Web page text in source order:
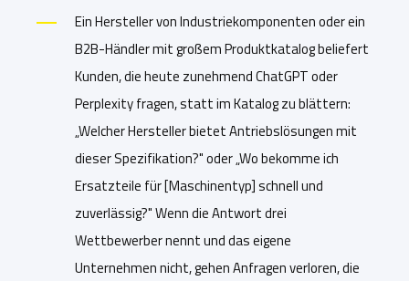
Ein Hersteller von Industriekomponenten oder ein
B2B-Händler mit großem Produktkatalog beliefert
Kunden, die heute zunehmend ChatGPT oder
Perplexity fragen, statt im Katalog zu blättern:
„Welcher Hersteller bietet Antriebslösungen mit
dieser Spezifikation?" oder „Wo bekomme ich
Ersatzteile für [Maschinentyp] schnell und
zuverlässig?" Wenn die Antwort drei
Wettbewerber nennt und das eigene
Unternehmen nicht, gehen Anfragen verloren, die